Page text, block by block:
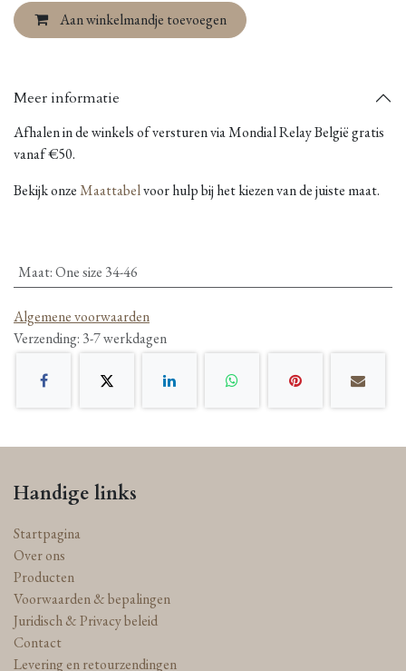
Aan winkelmandje toevoegen
Meer informatie
Afhalen in de winkels of versturen via Mondial Relay België gratis
vanaf €50.
Bekijk onzeMaattabelvoor hulp bij het kiezen van de juiste maat.
Maat:One size 34-46
Algemene voorwaarden
Verzending: 3-7 werkdagen
Handige links
Startpagina
Over ons
Producten
Voorwaarden & bepalingen
Juridisch & Privacy beleid
Contact
Levering en retourzendingen